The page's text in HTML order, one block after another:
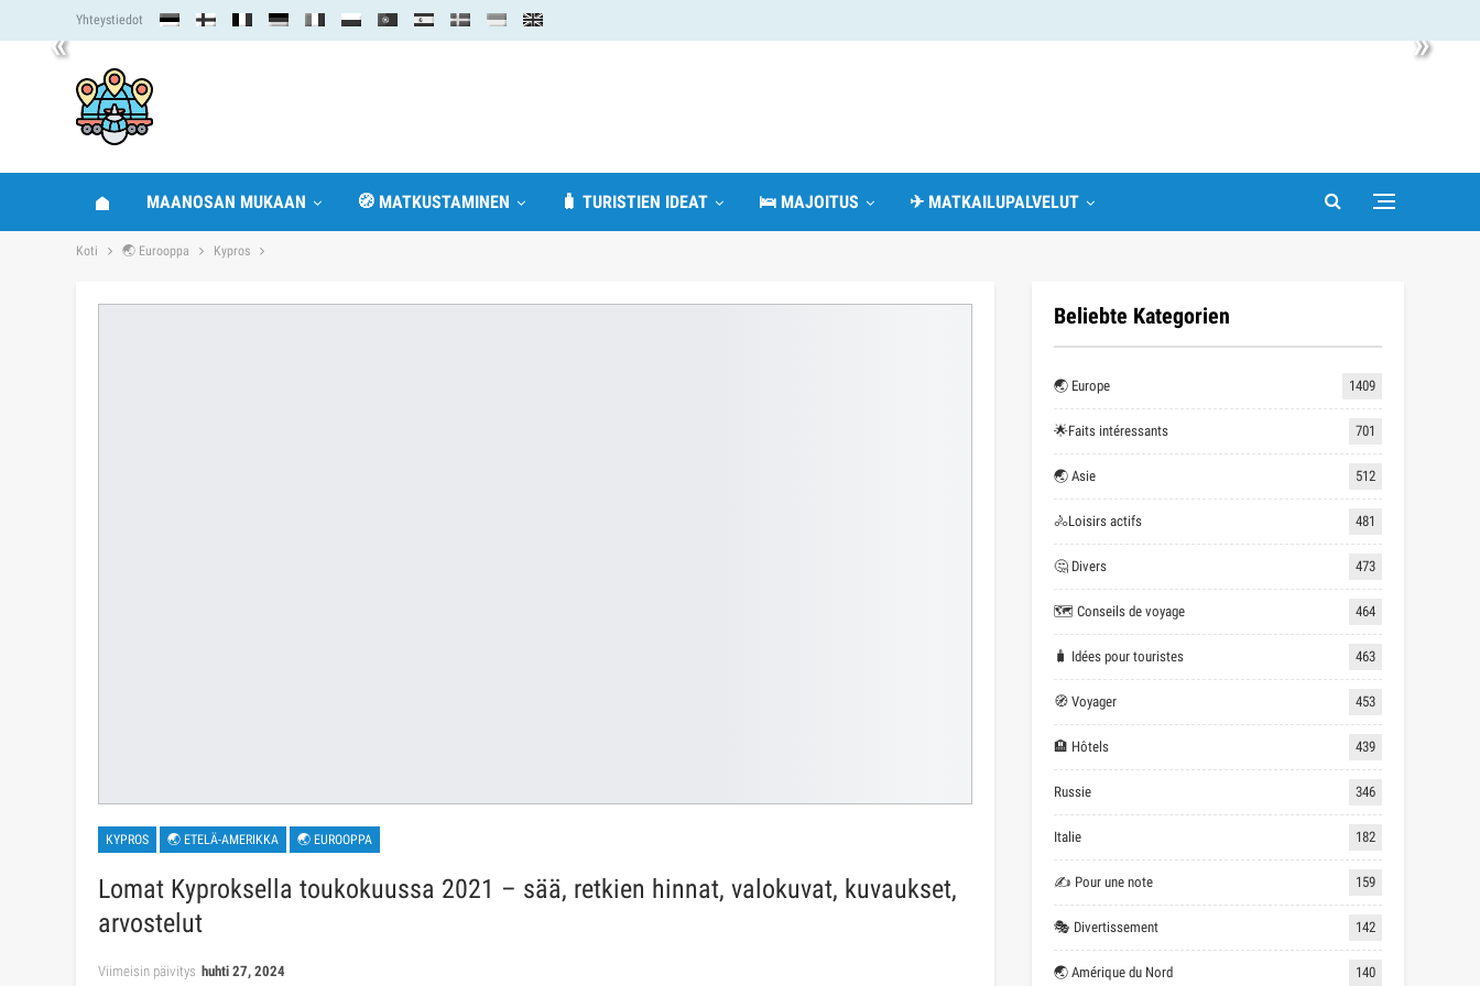
« »
Yhteystiedot
MAANOSAN MUKAAN 🧭 MATKUSTAMINEN 🧳 TURISTIEN IDEAT 🛌 MAJOITUS ✈ MATKAILUPALVELUT
Koti 🌏 Eurooppa Kypros
KYPROS 🌏 ETELÄ-AMERIKKA 🌏 EUROOPPA
Lomat Kyproksella toukokuussa 2021 – sää, retkien hinnat, valokuvat, kuvaukset,
arvostelut
Viimeisin päivitys huhti 27, 2024
Beliebte Kategorien
🌏 Europe 1409
🌟Faits intéressants 701
🌏 Asie 512
🚴Loisirs actifs 481
🤔 Divers 473
🗺 Conseils de voyage 464
🧳 Idées pour touristes 463
🧭 Voyager 453
🏨 Hôtels 439
Russie 346
Italie 182
✍ Pour une note 159
🎭 Divertissement 142
🌏 Amérique du Nord 140